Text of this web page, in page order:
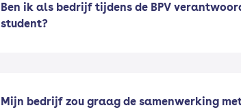
Ben ik als bedrijf tijdens de BPV
student?
Mijn bedrijf zou graag de samenwerking